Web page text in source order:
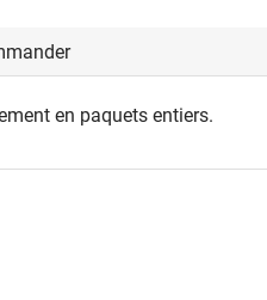
en paquets entiers.